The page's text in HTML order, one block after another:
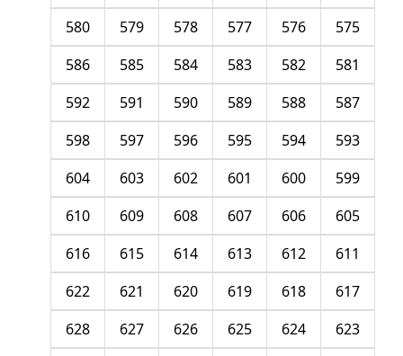
575
576
577
578
579
580
581
582
583
584
585
586
587
588
589
590
591
592
593
594
595
596
597
598
599
600
601
602
603
604
605
606
607
608
609
610
611
612
613
614
615
616
617
618
619
620
621
622
623
624
625
626
627
628